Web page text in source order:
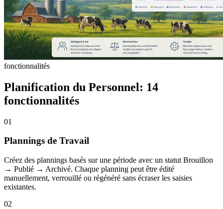
fonctionnalités
Planification du Personnel: 14
fonctionnalités
01
Plannings de Travail
Créez des plannings basés sur une période avec un statut Brouillon
→ Publié → Archivé. Chaque planning peut être édité
manuellement, verrouillé ou régénéré sans écraser les saisies
existantes.
02